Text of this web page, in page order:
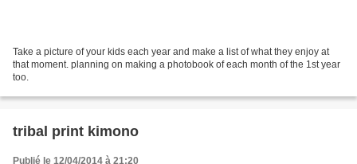
Take a picture of your kids each year and make a list of what they enjoy at
that moment. planning on making a photobook of each month of the 1st year
too.
tribal print kimono
Publié le 12/04/2014 à 21:20